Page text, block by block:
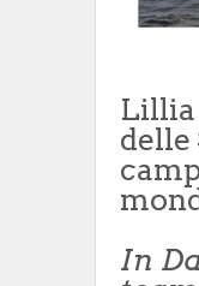
Lillia
delle
In